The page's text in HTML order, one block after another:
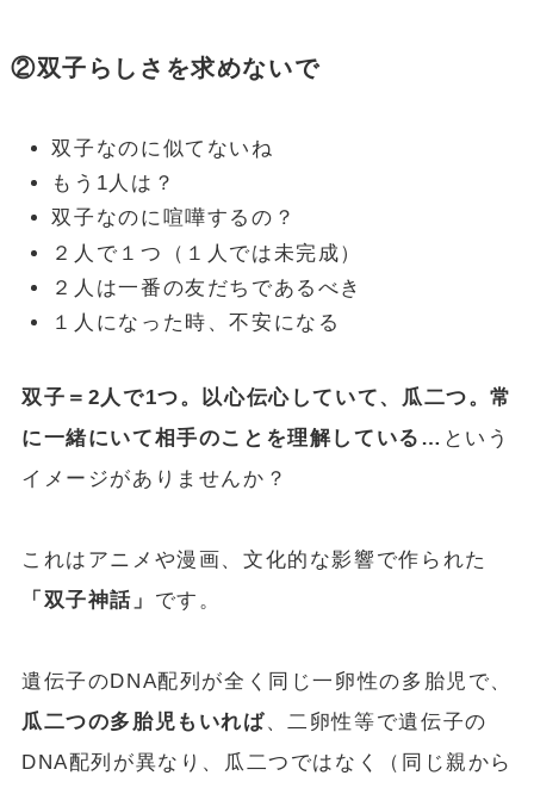
②双子らしさを求めないで
双子なのに似てないね
もう1人は？
双子なのに喧嘩するの？
２人で１つ（１人では未完成）
２人は一番の友だちであるべき
１人になった時、不安になる
双子＝2人で1つ。以心伝心していて、瓜二つ。常
に一緒にいて相手のことを理解している… という
イメージがありませんか？
これはアニメや漫画、文化的な影響で作られた
「双子神話」 です。
遺伝子のDNA配列が全く同じ一卵性の多胎児で、
瓜二つの多胎児もいれば、二卵性等で遺伝子の
DNA配列が異なり、瓜二つではなく（同じ親から